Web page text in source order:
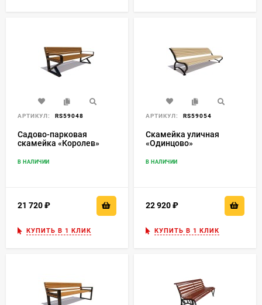
АРТИКУЛ: RS59048
Садово-парковая
скамейка «Королев»
В НАЛИЧИИ
21 720
КУПИТЬ В 1 КЛИК
АРТИКУЛ: RS59054
Скамейка уличная
«Одинцово»
В НАЛИЧИИ
22 920
КУПИТЬ В 1 КЛИК